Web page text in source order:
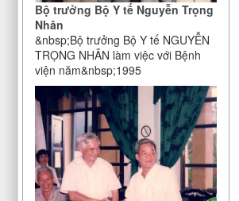
Bộ trưởng Bộ Y tế Nguyễn Trọng
Nhân
&nbsp;Bộ trưởng Bộ Y tế NGUYỄN
TRỌNG NHÂN làm việc với Bệnh
viện năm&nbsp;1995